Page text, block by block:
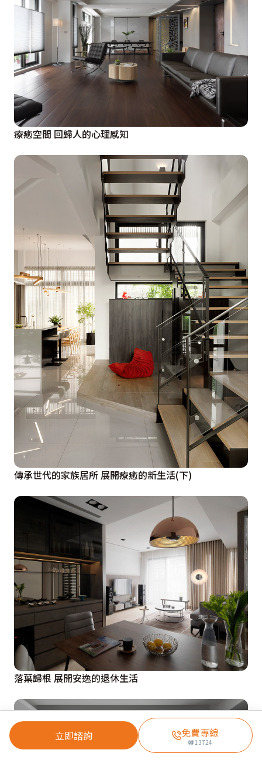
立即諮詢 免費專線
轉13724
療癒空間 回歸人的心理感知
傳承世代的家族居所 展開療癒的新生活(下)
落葉歸根 展開安逸的退休生活